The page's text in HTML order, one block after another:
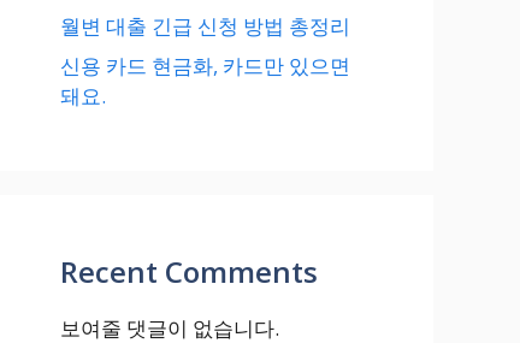
월변 대출 긴급 신청 방법 총정리
신용 카드 현금화, 카드만 있으면
돼요.
Recent Comments
보여줄 댓글이 없습니다.